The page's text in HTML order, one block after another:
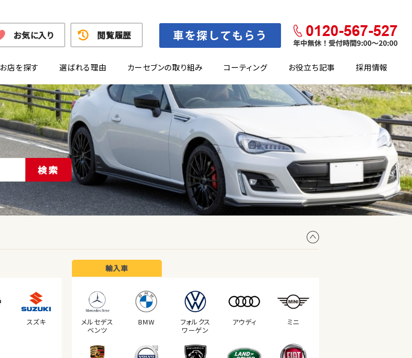
お店を探す 選ばれる理由 カーセブンの取り組み コーティング お役立ち記事 採用情報
お気に入り 閲覧履歴
検索
スズキ
輸入車
メルセデス
ベンツ
BMW
フォルクス
ワーゲン
アウディ ミニ